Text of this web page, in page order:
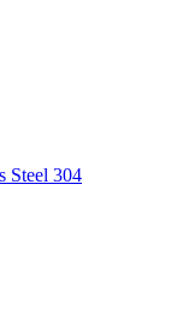
Steel 304